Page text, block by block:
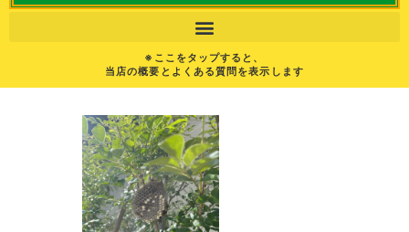
※ここをタップすると、
当店の概要とよくある質問を表示します